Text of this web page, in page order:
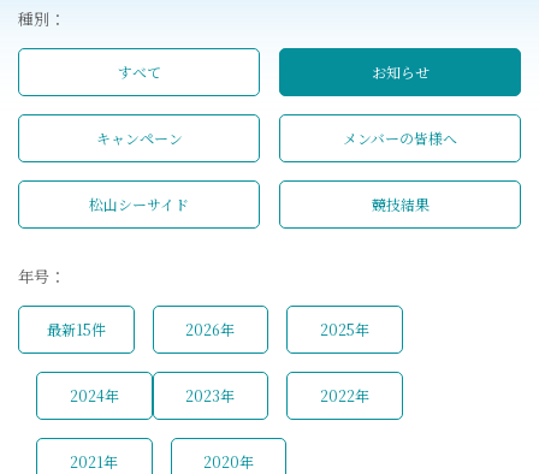
種別：
すべて お知らせ
キャンペーン メンバーの皆様へ
松山シーサイド 競技結果
年号：
最新15件 2026年 2025年
2024年 2023年 2022年
2021年 2020年